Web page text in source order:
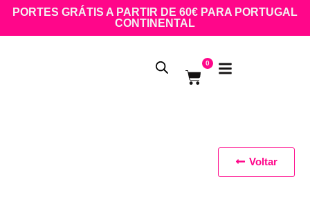
PORTES GRÁTIS A PARTIR DE 60€ PARA PORTUGAL
CONTINENTAL
0
Voltar